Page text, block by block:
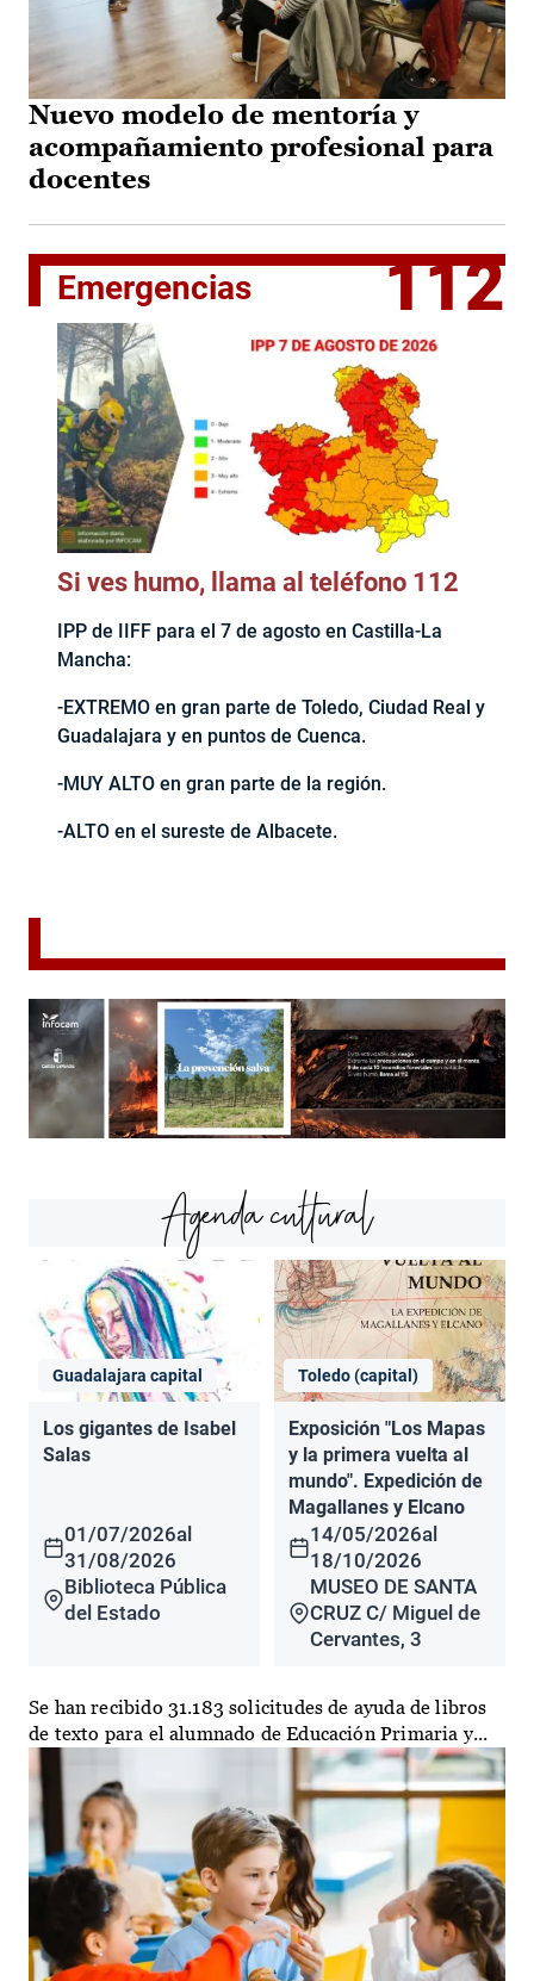
Nuevo modelo de mentoría y
acompañamiento profesional para
docentes
Emergencias 112
Si ves humo, llama al teléfono 112
IPP de IIFF para el 7 de agosto en Castilla-La
Mancha:
-EXTREMO en gran parte de Toledo, Ciudad Real y
Guadalajara y en puntos de Cuenca.
-MUY ALTO en gran parte de la región.
-ALTO en el sureste de Albacete.
Agenda cultural
Guadalajara capital
Los gigantes de Isabel
Salas
01/07/2026al
31/08/2026
Biblioteca Pública
del Estado
Toledo (capital)
Exposición "Los Mapas
y la primera vuelta al
mundo". Expedición de
Magallanes y Elcano
14/05/2026al
18/10/2026
MUSEO DE SANTA
CRUZ C/ Miguel de
Cervantes, 3
Se han recibido 31.183 solicitudes de ayuda de libros
de texto para el alumnado de Educación Primaria y...